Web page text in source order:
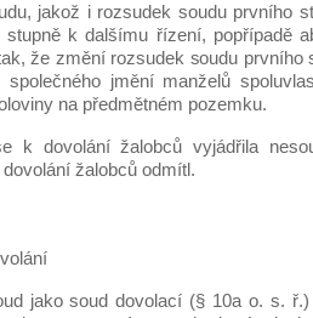
jakož i rozsudek soudu prvního
stupně k dalšímu řízení, popřípadě
že změní rozsudek soudu prvního
jmění manželů
na předmětném pozemku.
k dovolání žalobců vyjádřila
žalobců odmítl.
jako soud dovolací (§ 10a o. s.